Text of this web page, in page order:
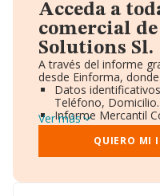
Acceda a
comercial
Solutions Sl.
A través del informe
desde Einforma,
Datos
Teléfono, Domicilio.
Informe Mercantil
Gráficos de
Consejo de
Directivos y
Ver más
QUIERO MI